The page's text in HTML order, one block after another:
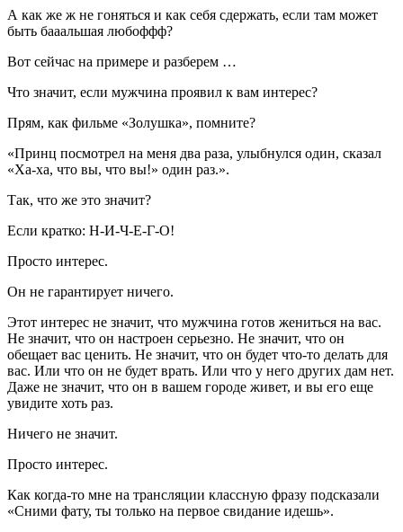
А как же ж не гоняться и как себя сдержать, если там может
быть бааальшая любоффф?
Вот сейчас на примере и разберем …
Что значит, если мужчина проявил к вам интерес?
Прям, как фильме «Золушка», помните?
«Принц посмотрел на меня два раза, улыбнулся один, сказал
«Ха-ха, что вы, что вы!» один раз.».
Так, что же это значит?
Если кратко: Н-И-Ч-Е-Г-О!
Просто интерес.
Он не гарантирует ничего.
Этот интерес не значит, что мужчина готов жениться на вас.
Не значит, что он настроен серьезно. Не значит, что он
обещает вас ценить. Не значит, что он будет что-то делать для
вас. Или что он не будет врать. Или что у него других дам нет.
Даже не значит, что он в вашем городе живет, и вы его еще
увидите хоть раз.
Ничего не значит.
Просто интерес.
Как когда-то мне на трансляции классную фразу подсказали
«Сними фату, ты только на первое свидание идешь».